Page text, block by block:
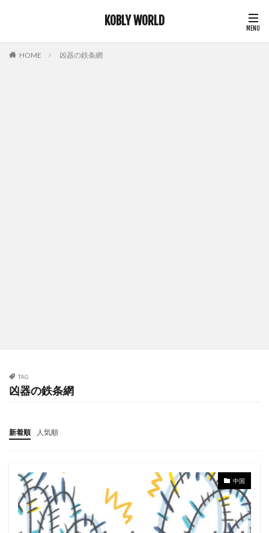
KOBLY WORLD
HOME 凶器の鉄条網
TAG
凶器の鉄条網
新着順 人気順
中国